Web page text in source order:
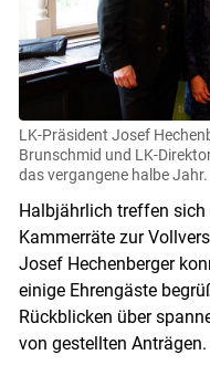
LK-Präsident Josef
Brunschmid und LK-
das vergangene halbe Jahr.
Halbjährlich treffen
Kammerräte zur
Josef Hechenberger
einige Ehrengäste
Rückblicken über
von gestellten Anträgen.